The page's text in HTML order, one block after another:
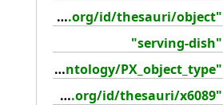
"http://collection.britishmuseum.org/id/thesauri/object"
"serving-dish"
"http://collection.britishmuseum.org/id/ontology/PX_object_type"
"http://collection.britishmuseum.org/id/thesauri/x6089"